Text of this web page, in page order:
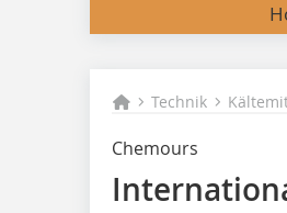
Technik
Chemours